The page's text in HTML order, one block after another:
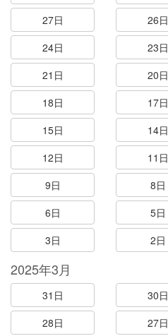
27日
26日
24日
23日
21日
20日
18日
17日
15日
14日
12日
11日
9日
8日
6日
5日
3日
2日
2025年3月
31日 30日
28日
27日